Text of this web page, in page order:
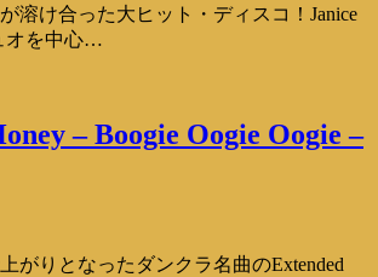
溶け合った大ヒット・ディスコ！Janice
オを中心…
– Boogie Oogie Oogie –
がりとなったダンクラ名曲のExtended